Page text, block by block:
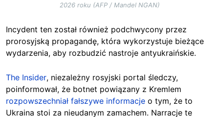
2026 roku (AFP / Mandel NGAN)
Incydent ten został również podchwycony przez
prorosyjską propagandę, która wykorzystuje bieżące
wydarzenia, aby rozbudzić nastroje antyukraińskie.
The Insider, niezależny rosyjski portal śledczy,
poinformował, że botnet powiązany z Kremlem
rozpowszechniał fałszywe informacje o tym, że to
Ukraina stoi za nieudanym zamachem. Narracje te